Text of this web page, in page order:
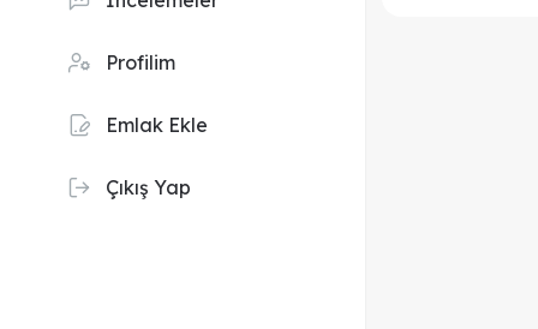
Profilim
Emlak Ekle
Çıkış Yap